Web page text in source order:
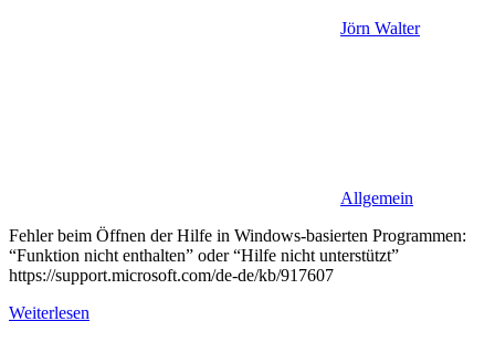
Jörn Walter
Allgemein
Fehler beim Öffnen der Hilfe in Windows-basierten Programmen:
“Funktion nicht enthalten” oder “Hilfe nicht unterstützt”
https://support.microsoft.com/de-de/kb/917607
Weiterlesen